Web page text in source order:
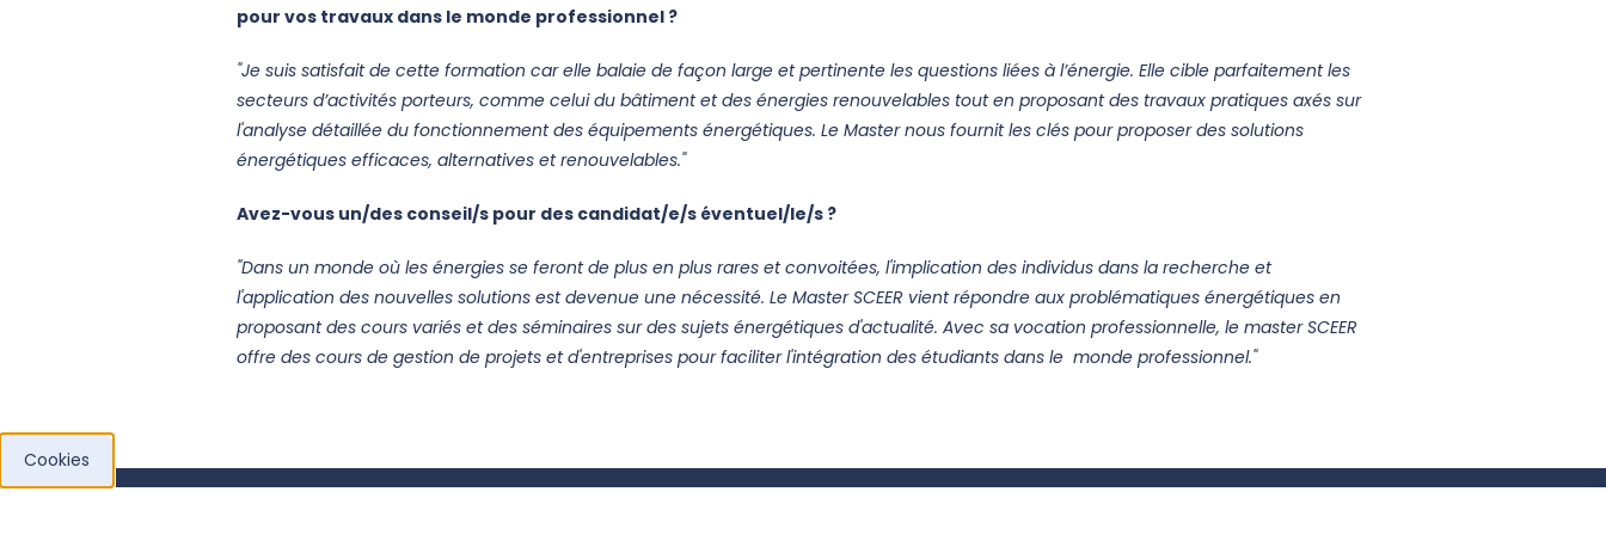
pour vos travaux dans le monde professionnel ?
"Je suis satisfait de cette formation car elle balaie de façon large et pertinente les questions liées à l’énergie. Elle cible parfaitement les
secteurs d’activités porteurs, comme celui du bâtiment et des énergies renouvelables tout en proposant des travaux pratiques axés sur
l'analyse détaillée du fonctionnement des équipements énergétiques. Le Master nous fournit les clés pour proposer des solutions
énergétiques efficaces, alternatives et renouvelables."
Avez-vous un/des conseil/s pour des candidat/e/s éventuel/le/s ?
"Dans un monde où les énergies se feront de plus en plus rares et convoitées, l'implication des individus dans la recherche et
l'application des nouvelles solutions est devenue une nécessité. Le Master SCEER vient répondre aux problématiques énergétiques en
proposant des cours variés et des séminaires sur des sujets énergétiques d'actualité. Avec sa vocation professionnelle, le master SCEER
offre des cours de gestion de projets et d'entreprises pour faciliter l'intégration des étudiants dans le monde professionnel."
Cookies